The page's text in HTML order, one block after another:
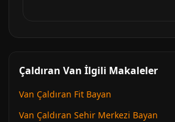
Çaldıran Van İlgili Makaleler
Van Çaldıran Fit Bayan
Van Çaldıran Sehir Merkezi Bayan